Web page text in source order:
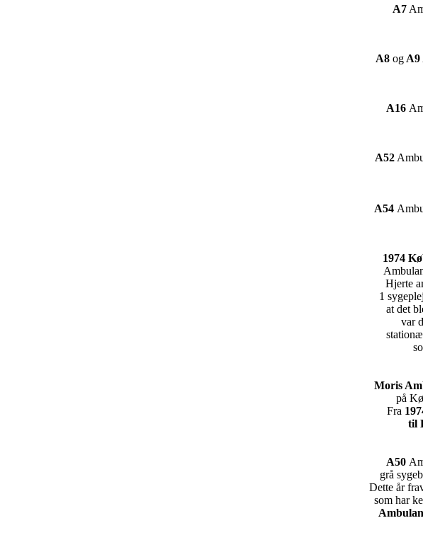
A7
A8ogA9
A16
A52
A54
1974
Hjerte
1
at det
var
Moris
på
Fra
til
A50
grå
Dette år
som har